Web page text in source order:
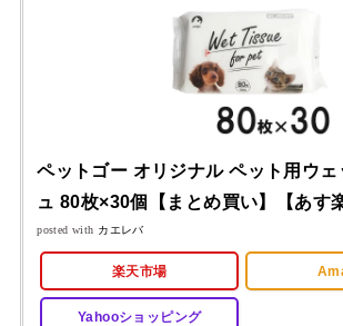
ペットゴー オリジナル ペット用ウ
ュ 80枚×30個【まとめ買い】【あす
posted with カエレバ
楽天市場
Yahooショッピング